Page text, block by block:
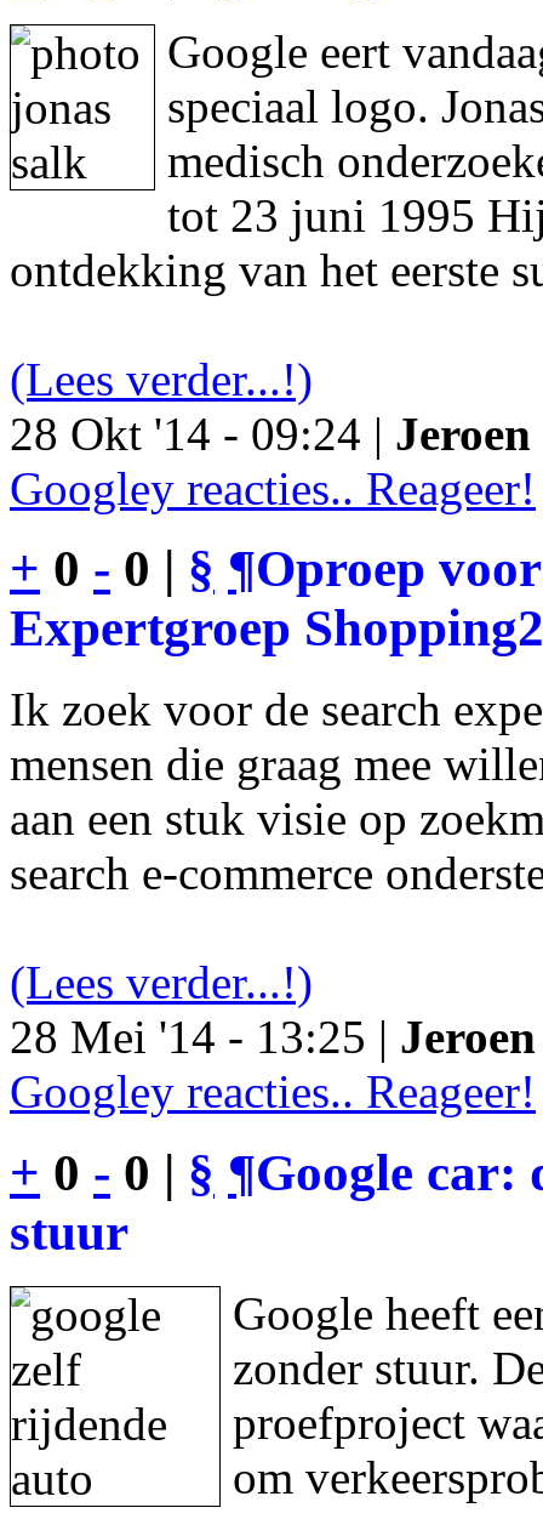
Google eert
speciaal logo.
medisch
tot 23 juni 1995
ontdekking van het eerste
(Lees verder...!)
28 Okt '14 - 09:24 |
Googley reacties.. Reageer!
+ 0 - 0 | § ¶Oproep
Expertgroep
Ik zoek voor de search
mensen die graag mee
aan een stuk visie op
search e-commerce
(Lees verder...!)
28 Mei '14 - 13:25 |
Googley reacties.. Reageer!
+ 0 - 0 | § ¶Google car:
stuur
Google heeft
zonder stuur.
proefproject
om